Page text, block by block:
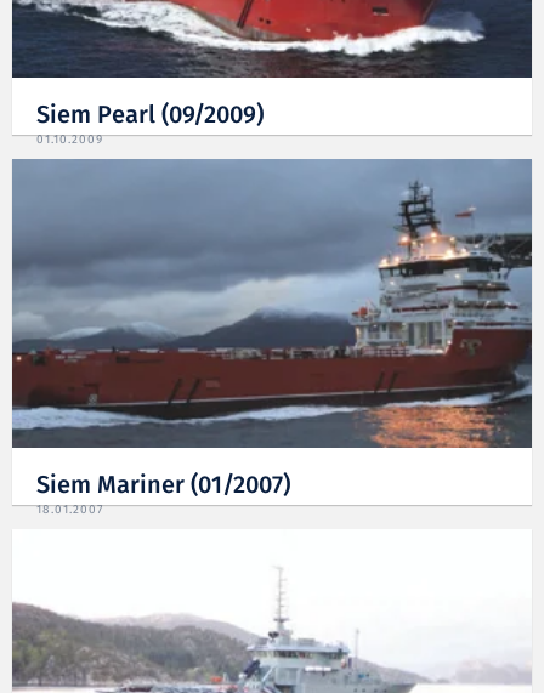
Siem Pearl (09/2009)
01.10.2009
Siem Mariner (01/2007)
18.01.2007